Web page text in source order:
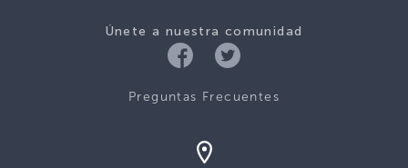
Únete a nuestra comunidad
Preguntas Frecuentes